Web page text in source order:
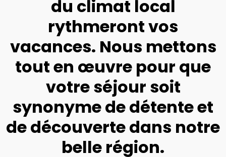
du climat local
rythmeront vos
vacances. Nous mettons
tout en œuvre pour que
votre séjour soit
synonyme de détente et
de découverte dans notre
belle région.